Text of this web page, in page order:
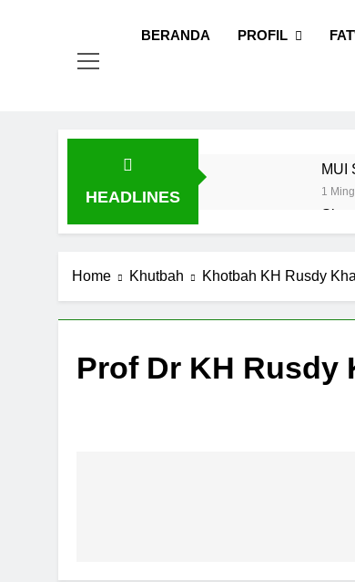
BERANDA
PROFIL
HEADLINES
MUI
1
Dari
MUI
1
Home Khutbah Khotbah KH Rusdy
Prof Dr KH Rusdy